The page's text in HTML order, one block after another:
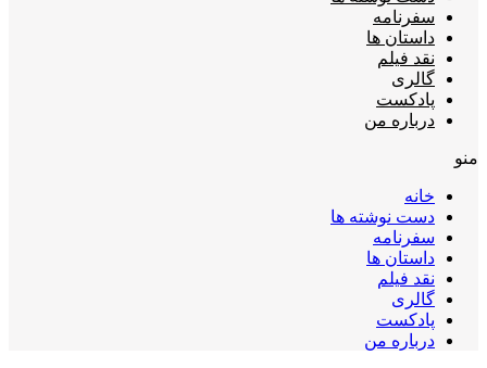
سفرنامه
داستان ها
نقد فیلم
گالری
پادکست
درباره من
منو
خانه
دست نوشته ها
سفرنامه
داستان ها
نقد فیلم
گالری
پادکست
درباره من